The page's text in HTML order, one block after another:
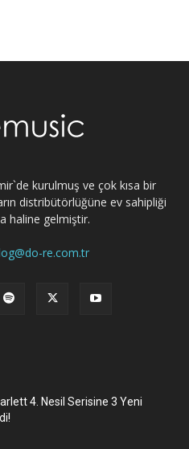
kurulmuş ve çok kısa bir
distribütörlüğüne ev sahipliği
haline gelmiştir.
re.com.tr
4. Nesil Serisine 3 Yeni